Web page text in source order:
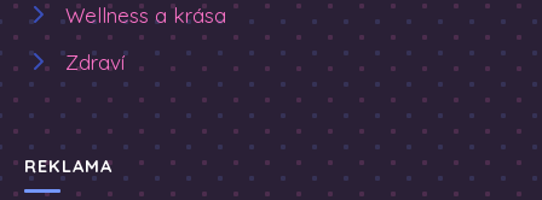
Wellness a krása
Zdraví
REKLAMA